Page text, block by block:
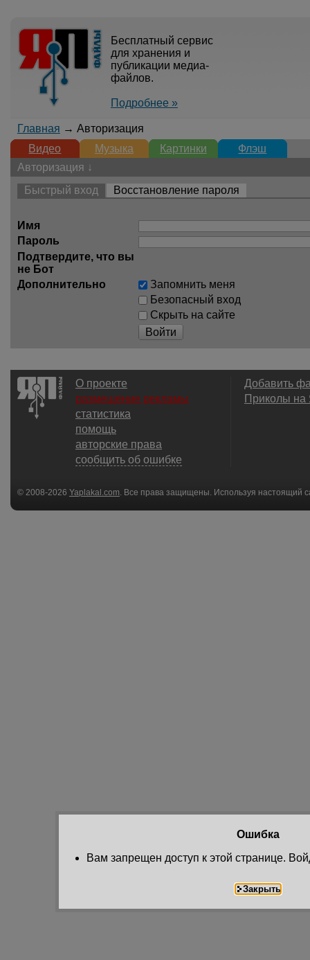
Бесплатный сервис
для хранения и
публикации медиа-
файлов.
Подробнее »
Главная → Авторизация
Видео
Музыка Картинки
Флэш
Авторизация ↓
Быстрый вход
Восстановление пароля
Имя
Пароль
Подтвердите, что вы
не Бот
Дополнительно
Запомнить меня
Безопасный вход
Скрыть на сайте
Войти
О проекте
размещение рекламы
статистика
помощь
авторские права
сообщить об ошибке
Добавить
Приколы
© 2008-2026 Yaplakal.com . Все права защищены. Используя настоящий
соглашения.
Ошибка
Вам запрещен доступ к этой странице.